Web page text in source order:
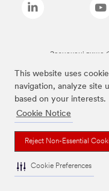
This website uses
navigation, analyze site
based on your interests.
Cookie Notice
Reject Non-Essential
Cookie Preferences
Зазначені вище